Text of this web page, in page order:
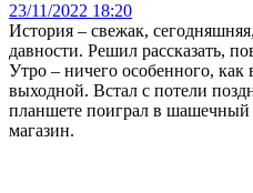
23/11/2022 18:20
История – свежак,
давности. Решил рассказать,
Утро – ничего особенного, как
выходной. Встал с потели
планшете поиграл в шашечный
магазин.